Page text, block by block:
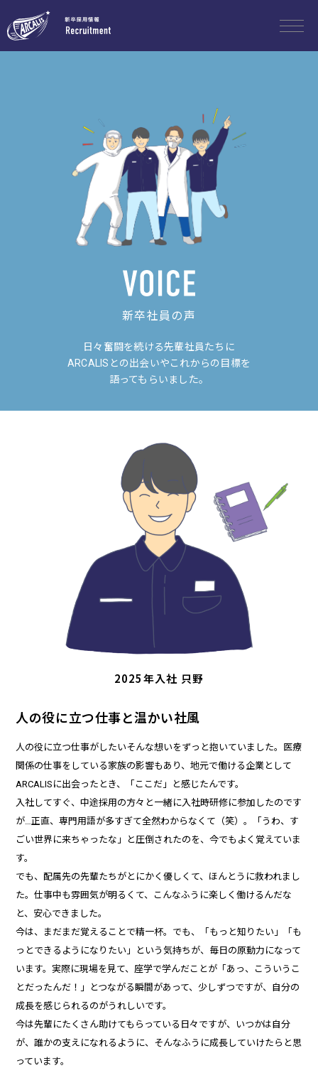
新卒社員の声
日々奮闘を続ける先輩社員たちに
ARCALISとの出会いやこれからの目標を
語ってもらいました。
2025年入社 只野
人の役に立つ仕事と温かい社風
人の役に立つ仕事がしたい――そんな想いをずっと抱いていました。医療
関係の仕事をしている家族の影響もあり、地元で働ける企業として
ARCALISに出会ったとき、「ここだ」と感じたんです。
入社してすぐ、中途採用の方々と一緒に入社時研修に参加したのです
が…正直、専門用語が多すぎて全然わからなくて（笑）。「うわ、す
ごい世界に来ちゃったな」と圧倒されたのを、今でもよく覚えていま
す。
でも、配属先の先輩たちがとにかく優しくて、ほんとうに救われまし
た。仕事中も雰囲気が明るくて、こんなふうに楽しく働けるんだな
と、安心できました。
今は、まだまだ覚えることで精一杯。でも、「もっと知りたい」「も
っとできるようになりたい」という気持ちが、毎日の原動力になって
います。実際に現場を見て、座学で学んだことが「あっ、こういうこ
とだったんだ！」とつながる瞬間があって、少しずつですが、自分の
成長を感じられるのがうれしいです。
今は先輩にたくさん助けてもらっている日々ですが、いつかは自分
が、誰かの支えになれるように、そんなふうに成長していけたらと思
っています。